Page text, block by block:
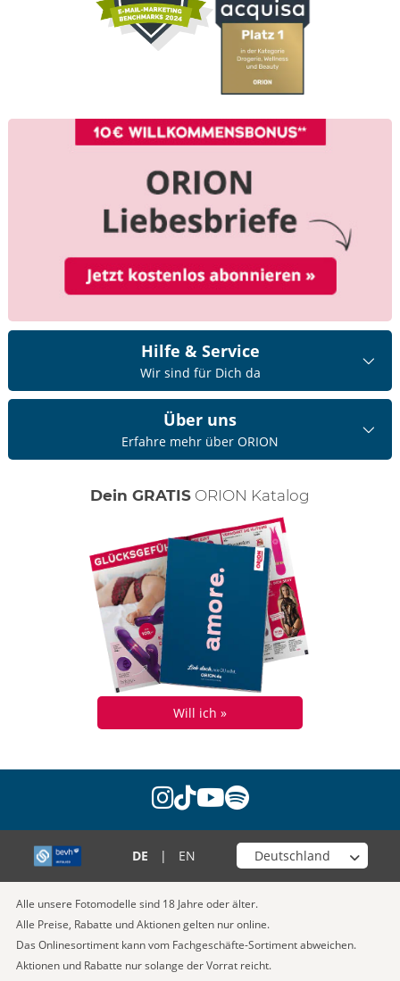
Hilfe & Service
Wir sind für Dich da
Über uns
Erfahre mehr über ORION
Dein GRATIS ORION Katalog
Will ich »
instagram
tiktok
youtube
spotify
DE | EN Wähle deinen Shop
Alle unsere Fotomodelle sind 18 Jahre oder älter.
Alle Preise, Rabatte und Aktionen gelten nur online.
Das Onlinesortiment kann vom Fachgeschäfte-Sortiment abweichen.
Aktionen und Rabatte nur solange der Vorrat reicht.